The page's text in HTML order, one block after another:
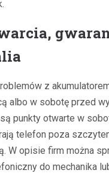
z
albo w sobotę przed
punkty otwarte w
telefon poza
W opisie firm można
do mechanika